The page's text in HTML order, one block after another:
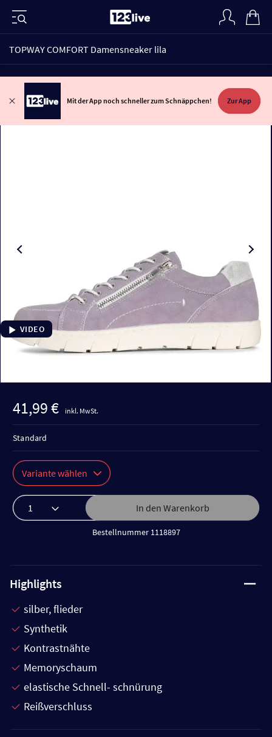
TOPWAY COMFORT Damensneaker lila
Mit der App noch schneller zum Schnäppchen! Zur App
VIDEO
41,99 € inkl. MwSt.
Variante wählen
In den Warenkorb
Bestellnummer 1118897
Standard
Highlights
silber, flieder
Synthetik
Kontrastnähte
Memoryschaum
elastische Schnell- schnürung
Reißverschluss